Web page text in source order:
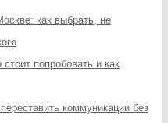
как выбрать, не
попробовать и как
коммуникации без